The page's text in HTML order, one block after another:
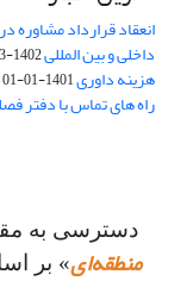
انعقاد قرارداد مشاوره
داخلی و بین المللی1402-03-28
هزینه داوری1401-01-01
راه های تماس با دفتر
دسترسی به
منطقه‌ای» بر